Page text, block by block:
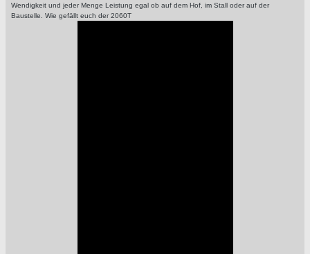
Wendigkeit und jeder Menge Leistung egal ob auf dem Hof, im Stall oder auf der
Baustelle. Wie gefällt euch der 2060T